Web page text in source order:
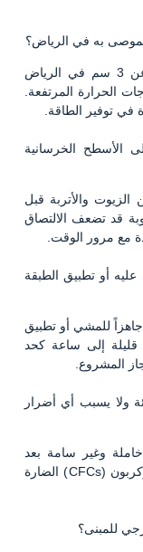
يوصى بأن لا يقل سمك طبقة عزل الفوم عن 3 سم في الرياض
الحرارة المرتفعة.
الأسطح الخرسانية
والأتربة قبل
قد تضعف الالتصاق
مع مرور الوقت.
أو تطبيق الطبقة
للمشي أو تطبيق
قليلة إلى ساعة كحد
المشروع.
ولا يسبب أي أضرار
وغير سامة بعد
المعالجة، وهو خالٍ من مركبات الكلوروفلوروكربون (CFCs) الضارة